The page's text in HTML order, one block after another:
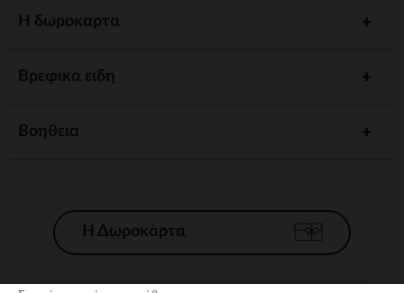
Η δωροκαρτα
Βρεφικα ειδη
Βοηθεια
Η Δωροκάρτα